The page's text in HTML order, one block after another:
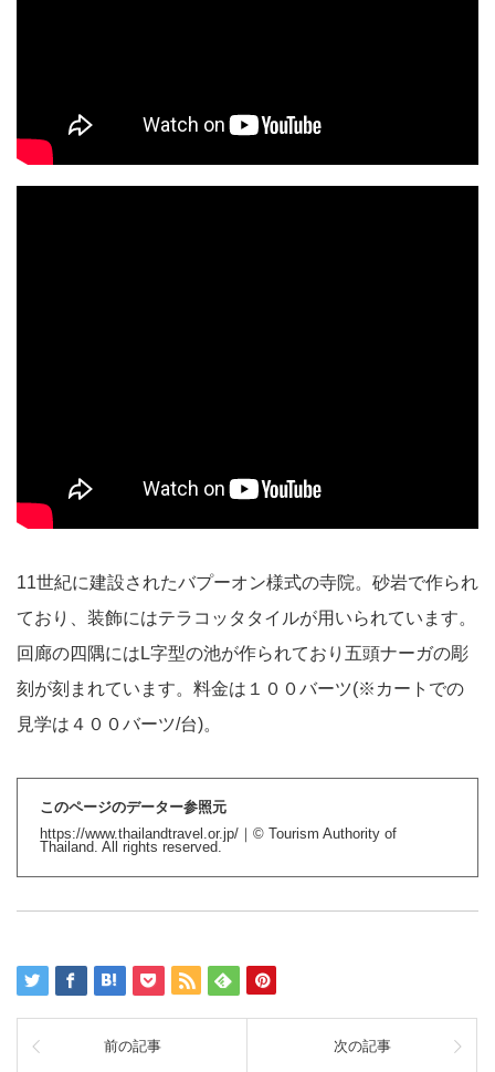
11世紀に建設されたバプーオン様式の寺院。砂岩で作られ
ており、装飾にはテラコッタタイルが用いられています。
回廊の四隅にはL字型の池が作られており五頭ナーガの彫
刻が刻まれています。料金は１００バーツ(※カートでの
見学は４００バーツ/台)。
このページのデーター参照元
https://www.thailandtravel.or.jp/ ｜© Tourism Authority of
Thailand. All rights reserved.
前の記事 次の記事